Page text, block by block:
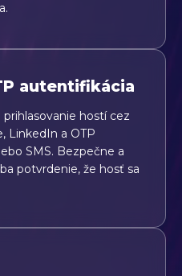
autentifikácia
hostí cez
LinkedIn a OTP
SMS. Bezpečne a
potvrdenie, že hosť sa